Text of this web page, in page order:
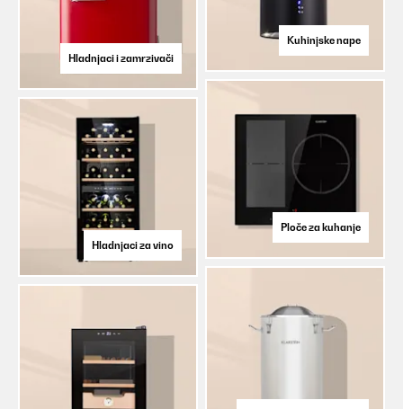
Hladnjaci i zamrzivači
Hladnjaci za vino
Kuhinjske nape
Ploče za kuhanje